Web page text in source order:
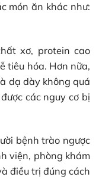
món ăn khác như:
xơ, protein cao
tiêu hóa. Hơn nữa,
dạ dày không quá
các nguy cơ bị
bệnh trào ngược
viện, phòng khám
điều trị đúng cách